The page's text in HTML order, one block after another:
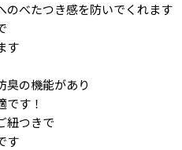
べたつき感を防いでくれます
す
の機能があり
す！
紐つきで
す